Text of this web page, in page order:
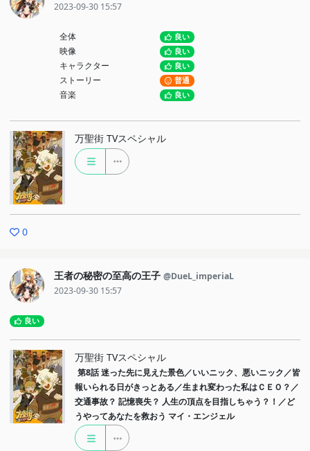
2023-09-30 15:57
全体 良い
映像 良い
キャラクター 良い
ストーリー 普通
音楽 良い
万聖街 TVスペシャル
0
王者の秘密の至高の王子 @DueL_imperiaL
2023-09-30 15:57
良い
万聖街 TVスペシャル
第8話 迷った先に見えた景色／いいニック、悪いニック／皆
報いられる日がきっとある／生まれ変わった私はＣＥＯ？／
交通事故？ 記憶喪失？ 人生の頂点を目指しちゃう？！／ど
うやってあなたを救おう マイ・エンジェル